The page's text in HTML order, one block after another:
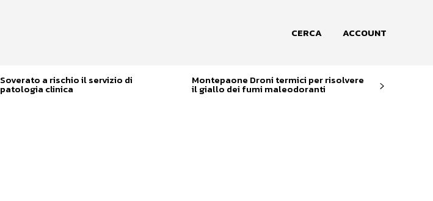
CERCA ACCOUNT
Soverato a rischio il servizio di
patologia clinica
Montepaone Droni termici per risolvere
il giallo dei fumi maleodoranti